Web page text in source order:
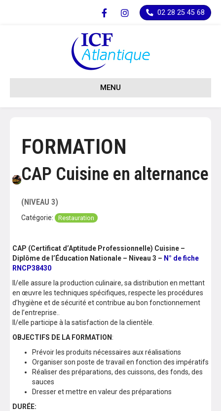
Facebook Instagram 02 28 25 45 68
MENU
FORMATION
CAP Cuisine en alternance
(NIVEAU 3)
Catégorie: Restauration
CAP (Certificat d’Aptitude Professionnelle) Cuisine –
Diplôme de l’Éducation Nationale – Niveau 3 – N° de fiche
RNCP38430
Il/elle assure la production culinaire, sa distribution en mettant
en œuvre les techniques spécifiques, respecte les procédures
d’hygiène et de sécurité et contribue au bon fonctionnement
de l’entreprise..
Il/elle participe à la satisfaction de la clientèle.
OBJECTIFS DE LA FORMATION :
Prévoir les produits nécessaires aux réalisations
Organiser son poste de travail en fonction des impératifs
Réaliser des préparations, des cuissons, des fonds, des
sauces
Dresser et mettre en valeur des préparations
DURÉE: